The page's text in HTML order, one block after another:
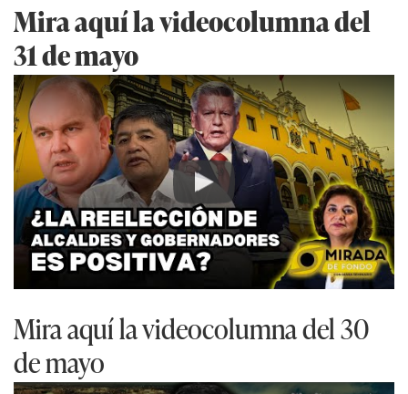
Mira aquí la videocolumna del
31 de mayo
Play
Mira aquí la videocolumna del 30
de mayo